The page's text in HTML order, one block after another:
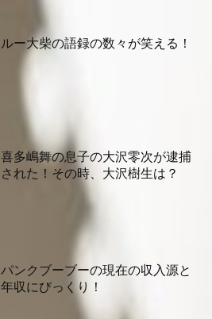
ルー大柴の語録の数々が笑える！
喜多嶋舞の息子の大沢零次が逮捕
された！その時、大沢樹生は？
パンクブーブーの現在の収入源と
年収にびっくり！